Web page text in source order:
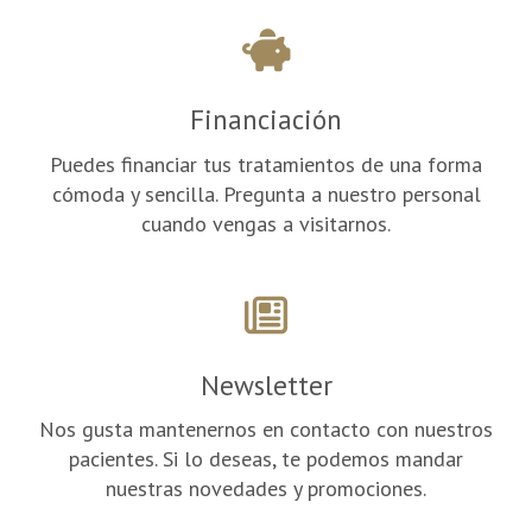
Financiación
Puedes financiar tus tratamientos de una forma
cómoda y sencilla. Pregunta a nuestro personal
cuando vengas a visitarnos.
Newsletter
Nos gusta mantenernos en contacto con nuestros
pacientes. Si lo deseas, te podemos mandar
nuestras novedades y promociones.